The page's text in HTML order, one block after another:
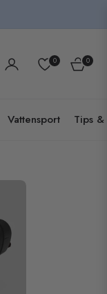
0 0
Vattensport Tips